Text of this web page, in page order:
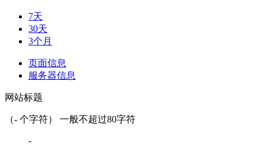
7天
30天
3个月
页面信息
服务器信息
网站标题
（- 个字符） 一般不超过80字符
-